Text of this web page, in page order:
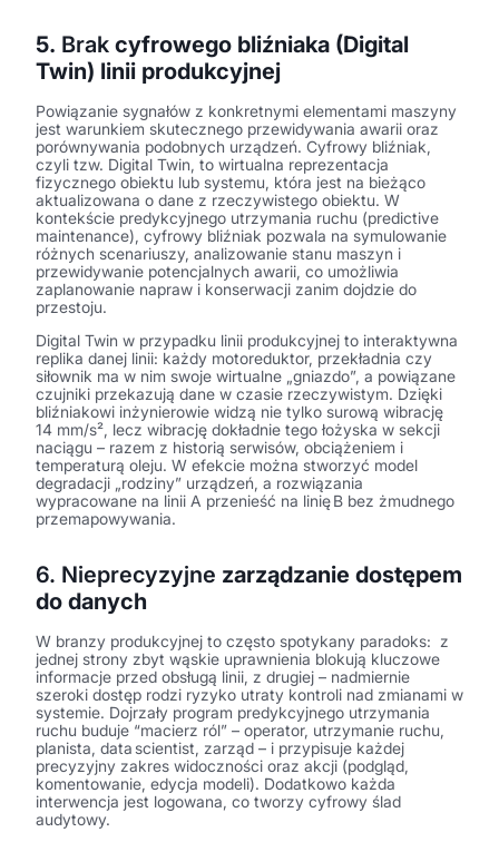
5. Brak cyfrowego bliźniaka (Digital
Twin) linii produkcyjnej
Powiązanie sygnałów z konkretnymi elementami maszyny
jest warunkiem skutecznego przewidywania awarii oraz
porównywania podobnych urządzeń. Cyfrowy bliźniak,
czyli tzw. Digital Twin, to wirtualna reprezentacja
fizycznego obiektu lub systemu, która jest na bieżąco
aktualizowana o dane z rzeczywistego obiektu. W
kontekście predykcyjnego utrzymania ruchu (predictive
maintenance), cyfrowy bliźniak pozwala na symulowanie
różnych scenariuszy, analizowanie stanu maszyn i
przewidywanie potencjalnych awarii, co umożliwia
zaplanowanie napraw i konserwacji zanim dojdzie do
przestoju.
Digital Twin w przypadku linii produkcyjnej to interaktywna
replika danej linii: każdy motoreduktor, przekładnia czy
siłownik ma w nim swoje wirtualne „gniazdo”, a powiązane
czujniki przekazują dane w czasie rzeczywistym. Dzięki
bliźniakowi inżynierowie widzą nie tylko surową wibrację
14 mm/s², lecz wibrację dokładnie tego łożyska w sekcji
naciągu – razem z historią serwisów, obciążeniem i
temperaturą oleju. W efekcie można stworzyć model
degradacji „rodziny” urządzeń, a rozwiązania
wypracowane na linii A przenieść na linię B bez żmudnego
przemapowywania.
6. Nieprecyzyjne zarządzanie dostępem
do danych
W branzy produkcyjnej to często spotykany paradoks: z
jednej strony zbyt wąskie uprawnienia blokują kluczowe
informacje przed obsługą linii, z drugiej – nadmiernie
szeroki dostęp rodzi ryzyko utraty kontroli nad zmianami w
systemie. Dojrzały program predykcyjnego utrzymania
ruchu buduje “macierz ról” – operator, utrzymanie ruchu,
planista, data scientist, zarząd – i przypisuje każdej
precyzyjny zakres widoczności oraz akcji (podgląd,
komentowanie, edycja modeli). Dodatkowo każda
interwencja jest logowana, co tworzy cyfrowy ślad
audytowy.